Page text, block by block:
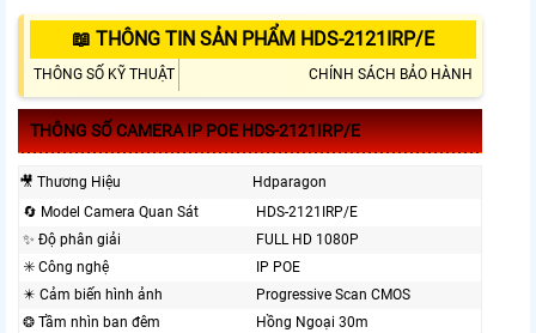
📖 THÔNG TIN SẢN PHẨM HDS-2121IRP/E
THÔNG SỐ KỸ THUẬT CHÍNH SÁCH BẢO HÀNH
THÔNG SỐ CAMERA IP POE HDS-2121IRP/E
🎥 Thương Hiệu
Hdparagon
🔄 Model Camera Quan Sát
HDS-2121IRP/E
✨ Độ phân giải
FULL HD 1080P
✳️ Công nghệ
IP POE
✴️ Cảm biến hình ảnh
Progressive Scan CMOS
❂ Tầm nhìn ban đêm
Hồng Ngoại 30m